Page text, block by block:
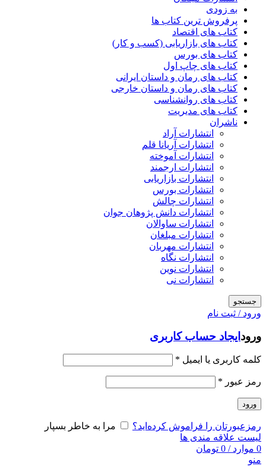
به زودی
پرفروش ترین کتاب ها
کتاب های اقتصاد
کتاب های بازاریابی (کسب و کار)
کتاب های بورس
کتاب های چاپ اول
کتاب های رمان و داستان ایرانی
کتاب های رمان و داستان خارجی
کتاب های روانشناسی
کتاب های مدیریت
ناشران
انتشارات آراد
انتشارات آریانا قلم
انتشارات آموخته
انتشارات ارجمند
انتشارات بازاریابی
انتشارات بورس
انتشارات چالش
انتشارات دانش پژوهان جوان
انتشارات ساوالان
انتشارات مبلغان
انتشارات مهربان
انتشارات نگاه
انتشارات نوین
انتشارات نی
جستجو
ورود / ثبت نام
ورود ایجاد حساب کاربری
کلمه کاربری یا ایمیل *
رمز عبور *
ورود
رمزعبورتان را فراموش کرده‌اید؟
مرا به خاطر بسپار
لیست علاقه مندی ها
0 موارد /
0 تومان
منو